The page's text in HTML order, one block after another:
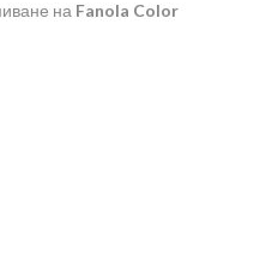
на Fanola Color